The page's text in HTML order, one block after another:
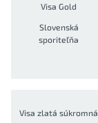
Slovenská
sporiteľňa
Visa zlatá súkromná